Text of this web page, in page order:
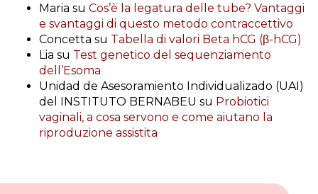
Maria su Cos’è la legatura delle tube? Vantaggi
e svantaggi di questo metodo contraccettivo
Concetta su Tabella di valori Beta hCG (β-hCG)
Lia su Test genetico del sequenziamento
dell’Esoma
Unidad de Asesoramiento Individualizado (UAI)
del INSTITUTO BERNABEU su Probiotici
vaginali, a cosa servono e come aiutano la
riproduzione assistita